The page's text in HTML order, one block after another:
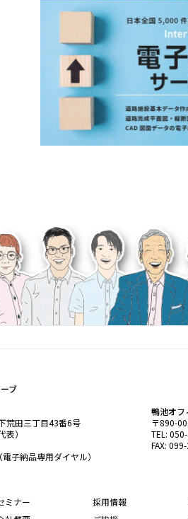
ブ
荒田三丁目43番6号
）
子納品専用ダイヤル）
鴨池オフ
〒890-
TEL:
FAX:
ミナー 採用情報